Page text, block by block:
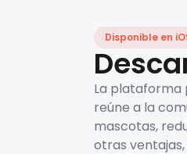
Disponible en
La plataforma
reúne a la
mascotas,
otras